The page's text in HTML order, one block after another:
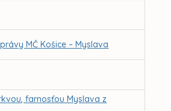
MČ Košice – Myslava
farnosťou Myslava z